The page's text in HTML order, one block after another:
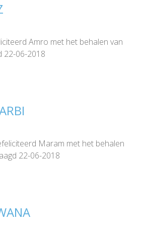
Amro met het behalen van
22-06-2018
Maram met het behalen
22-06-2018